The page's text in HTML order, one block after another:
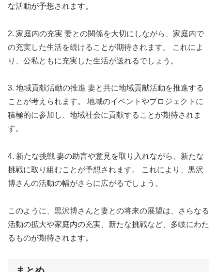
な活動が予想されます。
2. 家庭内の充実 妻との関係を大切にしながら、家庭内で
の充実した生活を続けることが期待されます。 これによ
り、公私ともに充実した生活が送れるでしょう。
3. 地域貢献活動の推進 妻と共に地域貢献活動を推進する
ことが考えられます。 地域のイベントやプロジェクトに
積極的に参加し、地域社会に貢献することが期待されま
す。
4. 新たな挑戦 妻の助言や意見を取り入れながら、新たな
挑戦に取り組むことが予想されます。 これにより、黒沢
博さんの活動の幅がさらに広がるでしょう。
このように、黒沢博さんと妻との将来の展望は、さらなる
活動の拡大や家庭内の充実、新たな挑戦など、多岐にわた
るものが期待されます。